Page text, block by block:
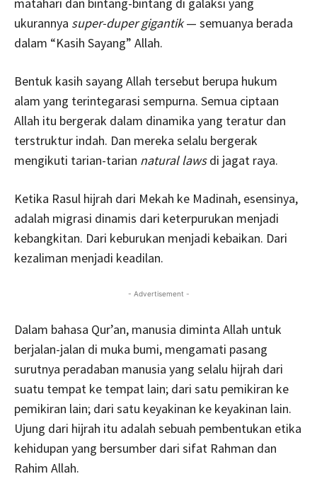
matahari dan bintang-bintang di galaksi yang
ukurannya super-duper gigantik— semuanya berada
dalam “Kasih Sayang” Allah.
Bentuk kasih sayang Allah tersebut berupa hukum
alam yang terintegarasi sempurna. Semua ciptaan
Allah itu bergerak dalam dinamika yang teratur dan
terstruktur indah. Dan mereka selalu bergerak
mengikuti tarian-tarian natural lawsdi jagat raya.
Ketika Rasul hijrah dari Mekah ke Madinah, esensinya,
adalah migrasi dinamis dari keterpurukan menjadi
kebangkitan. Dari keburukan menjadi kebaikan. Dari
kezaliman menjadi keadilan.
- Advertisement -
Dalam bahasa Qur’an, manusia diminta Allah untuk
berjalan-jalan di muka bumi, mengamati pasang
surutnya peradaban manusia yang selalu hijrah dari
suatu tempat ke tempat lain; dari satu pemikiran ke
pemikiran lain; dari satu keyakinan ke keyakinan lain.
Ujung dari hijrah itu adalah sebuah pembentukan etika
kehidupan yang bersumber dari sifat Rahman dan
Rahim Allah.